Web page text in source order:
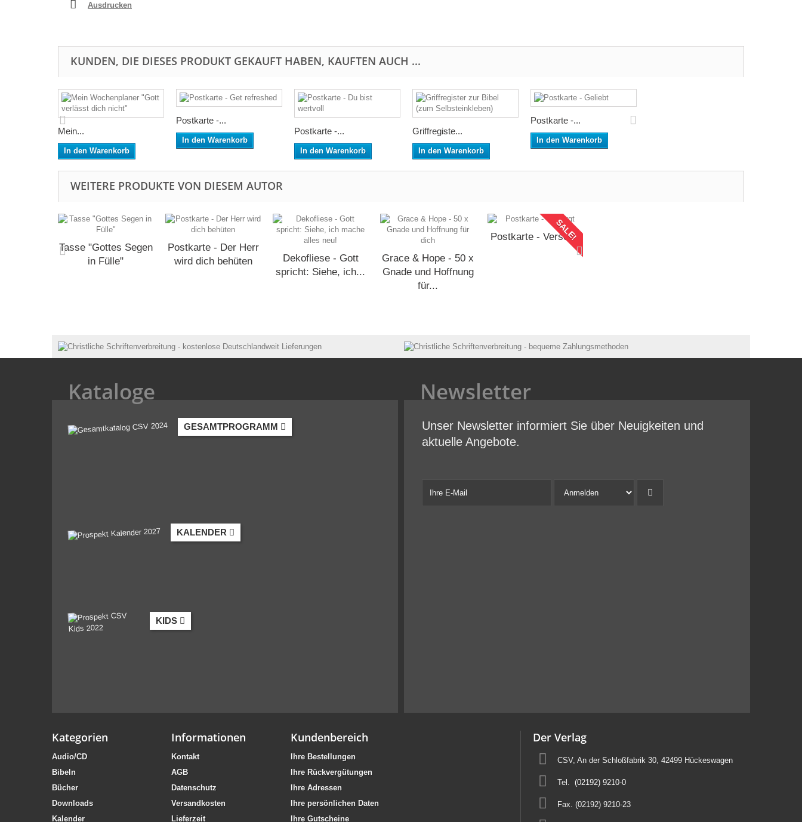
Ausdrucken
KUNDEN, DIE DIESES PRODUKT GEKAUFT HABEN, KAUFTEN AUCH ...
Mein...
In den Warenkorb
Postkarte -...
In den Warenkorb
Postkarte -...
In den Warenkorb
Griffregiste...
In den Warenkorb
Postkarte -...
In den Warenkorb
WEITERE PRODUKTE VON DIESEM AUTOR
Tasse "Gottes Segen
in Fülle"
Postkarte - Der Herr
wird dich behüten
Dekofliese - Gott
spricht: Siehe, ich...
Grace & Hope - 50 x
Gnade und Hoffnung
für...
Postkarte - Versorgt
SALE!
Kataloge
GESAMTPROGRAMM
KALENDER
KIDS
Newsletter
Unser Newsletter informiert Sie über Neuigkeiten und
aktuelle Angebote.
Kategorien
Audio/CD
Bibeln
Bücher
Downloads
Kalender
Informationen
Kontakt
AGB
Datenschutz
Versandkosten
Lieferzeit
Kundenbereich
Ihre Bestellungen
Ihre Rückvergütungen
Ihre Adressen
Ihre persönlichen Daten
Ihre Gutscheine
Der Verlag
CSV, An der Schloßfabrik 30, 42499 Hückeswagen
Tel. (02192) 9210-0
Fax. (02192) 9210-23